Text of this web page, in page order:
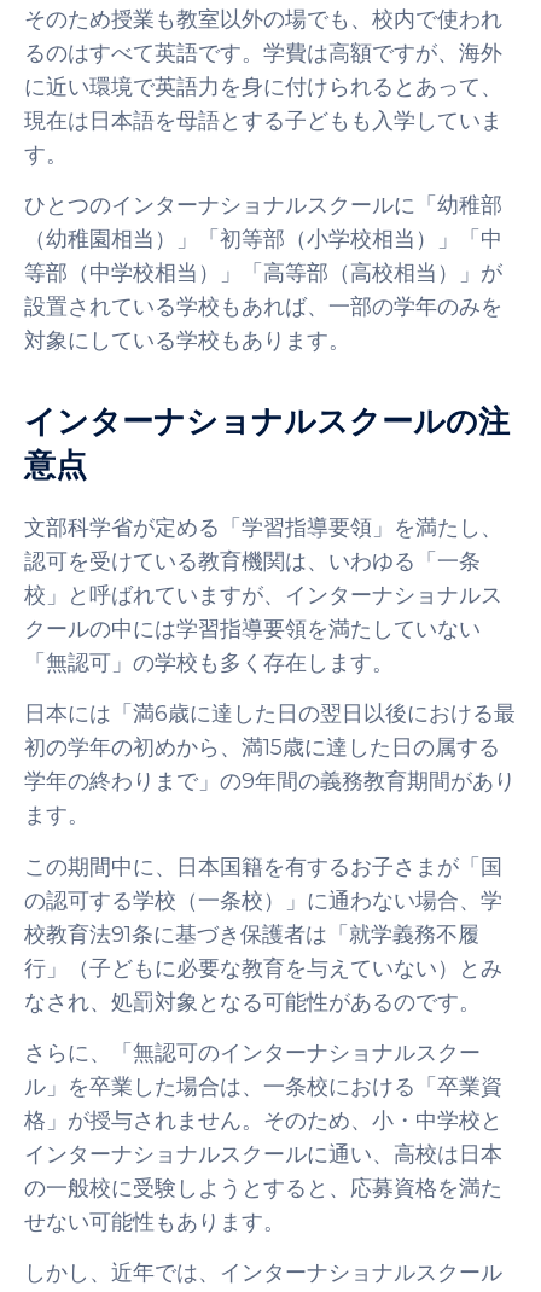
そのため授業も教室以外の場でも、校内で使われ
るのはすべて英語です。学費は高額ですが、海外
に近い環境で英語力を身に付けられるとあって、
現在は日本語を母語とする子どもも入学していま
す。
ひとつのインターナショナルスクールに「幼稚部
（幼稚園相当）」「初等部（小学校相当）」「中
等部（中学校相当）」「高等部（高校相当）」が
設置されている学校もあれば、一部の学年のみを
対象にしている学校もあります。
インターナショナルスクールの注
意点
文部科学省が定める「学習指導要領」を満たし、
認可を受けている教育機関は、いわゆる「一条
校」と呼ばれていますが、インターナショナルス
クールの中には学習指導要領を満たしていない
「無認可」の学校も多く存在します。
日本には「満6歳に達した日の翌日以後における最
初の学年の初めから、満15歳に達した日の属する
学年の終わりまで」の9年間の義務教育期間があり
ます。
この期間中に、日本国籍を有するお子さまが「国
の認可する学校（一条校）」に通わない場合、学
校教育法91条に基づき保護者は「就学義務不履
行」（子どもに必要な教育を与えていない）とみ
なされ、処罰対象となる可能性があるのです。
さらに、「無認可のインターナショナルスクー
ル」を卒業した場合は、一条校における「卒業資
格」が授与されません。そのため、小・中学校と
インターナショナルスクールに通い、高校は日本
の一般校に受験しようとすると、応募資格を満た
せない可能性もあります。
しかし、近年では、インターナショナルスクール